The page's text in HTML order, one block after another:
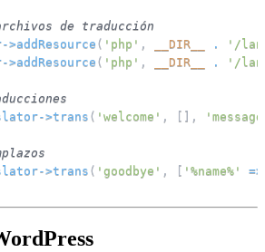
de traducción
->addResource ( 'php' , __DIR__ . '/
->addResource ( 'php' , __DIR__ . '/
->trans ( 'welcome' , [ ] ,
->trans ( 'goodbye' , [ '%name%' =>